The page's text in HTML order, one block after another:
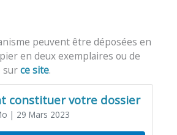
peuvent être déposées en
en deux exemplaires ou de
surce site.
constituer votre dossier
| 29 Mars 2023